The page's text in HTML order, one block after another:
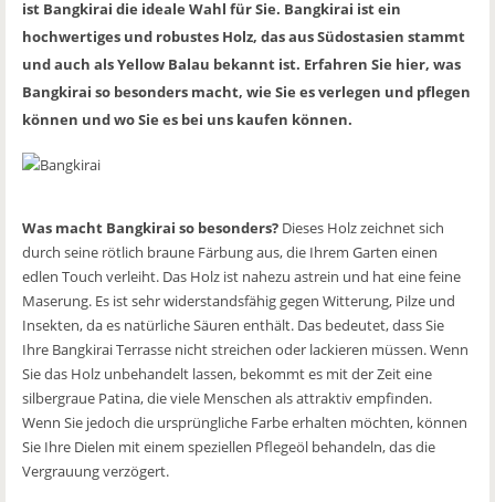
ist Bangkirai die ideale Wahl für Sie. Bangkirai ist ein
hochwertiges und robustes Holz, das aus Südostasien stammt
und auch als Yellow Balau bekannt ist. Erfahren Sie hier, was
Bangkirai so besonders macht, wie Sie es verlegen und pflegen
können und wo Sie es bei uns kaufen können.
Was macht Bangkirai so besonders? Dieses Holz zeichnet sich
durch seine rötlich braune Färbung aus, die Ihrem Garten einen
edlen Touch verleiht. Das Holz ist nahezu astrein und hat eine feine
Maserung. Es ist sehr widerstandsfähig gegen Witterung, Pilze und
Insekten, da es natürliche Säuren enthält. Das bedeutet, dass Sie
Ihre Bangkirai Terrasse nicht streichen oder lackieren müssen. Wenn
Sie das Holz unbehandelt lassen, bekommt es mit der Zeit eine
silbergraue Patina, die viele Menschen als attraktiv empfinden.
Wenn Sie jedoch die ursprüngliche Farbe erhalten möchten, können
Sie Ihre Dielen mit einem speziellen Pflegeöl behandeln, das die
Vergrauung verzögert.